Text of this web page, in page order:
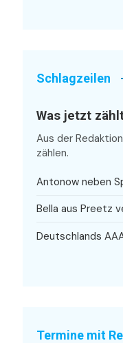
Schlagzeilen
Was jetzt
Aus der
zählen.
Antonow neben
Bella aus Preetz
Deutschlands
Termine mit